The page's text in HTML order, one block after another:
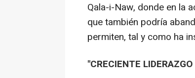
Qala-i-Naw, donde en la
que también podría
permiten, tal y como ha
"CRECIENTE